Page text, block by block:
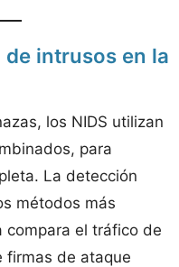
intrusos en la
los NIDS utilizan
para
La detección
métodos más
compara el tráfico de
firmas de ataque